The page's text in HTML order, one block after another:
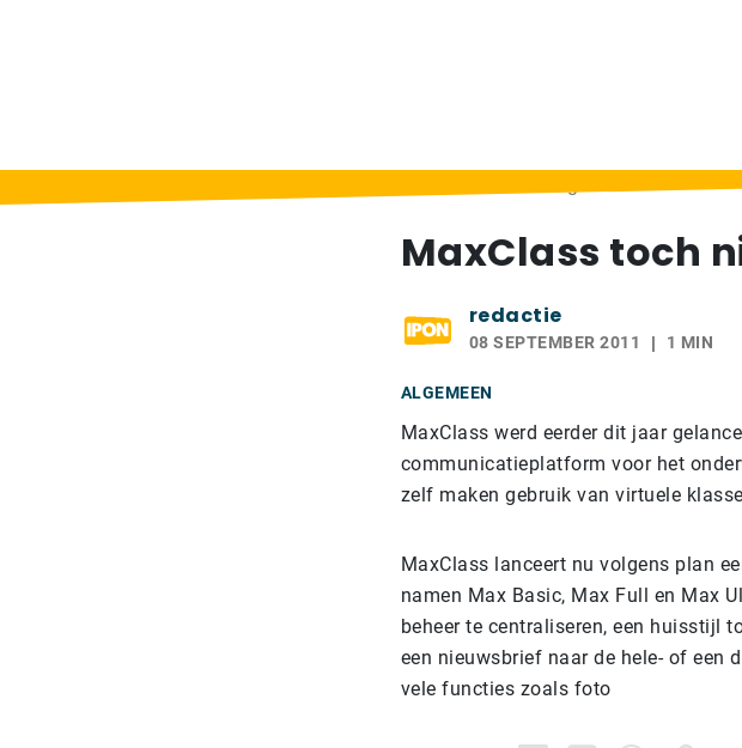
MaxClass toch
redactie
08 SEPTEMBER 2011 1 MIN
ALGEMEEN
MaxClass werd eerder dit jaar
communicatieplatform voor het
zelf maken gebruik van virtuele
MaxClass lanceert nu volgens plan
namen Max Basic, Max Full en Max
beheer te centraliseren, een huisstijl
een nieuwsbrief naar de hele- of een
vele functies zoals foto